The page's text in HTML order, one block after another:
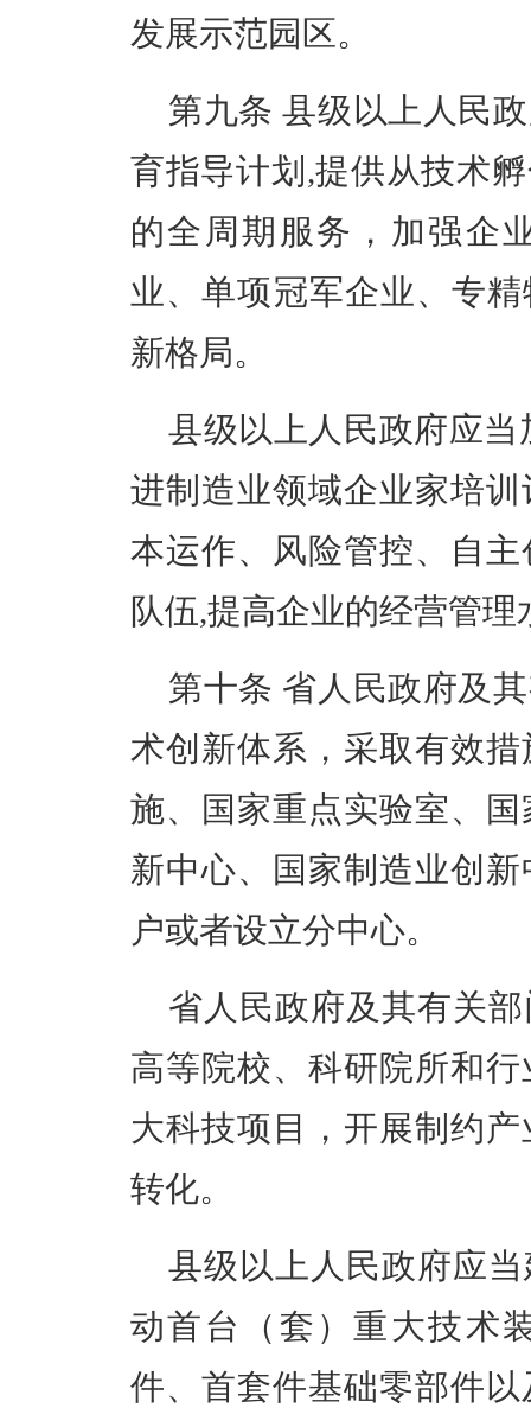
发展示范园区。
第九条 县级以上人民
育指导计划 ,提供从技术
的全周期服务，加强企
业、单项冠军企业、专
新格局。
县级以上人民政府应
进制造业领域企业家培
本运作、风险管控、自
队伍,提高企业的经营管
第十条 省人民政府及
术创新体系，采取有效
施、国家重点实验室、
新中心、国家制造业创
户或者设立分中心。
省人民政府及其有关
高等院校、科研院所和
大科技项目，开展制约
转化。
县级以上人民政府应
动首台（套）重大技术
件、首套件基础零部件